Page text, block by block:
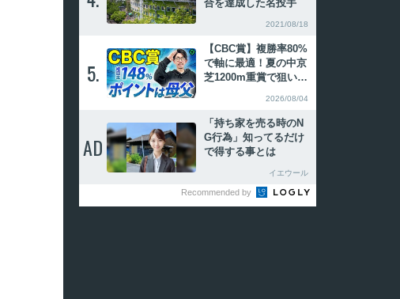
合を達成した名投手
2021/08/18
5.
【CBC賞】複勝率80%
で軸に最適！夏の中京
芝1200m重賞で狙いた
2026/08/04
AD
「持ち家を売る時のN
G行為」知ってるだけ
で得する事とは
イエウール
Recommended by